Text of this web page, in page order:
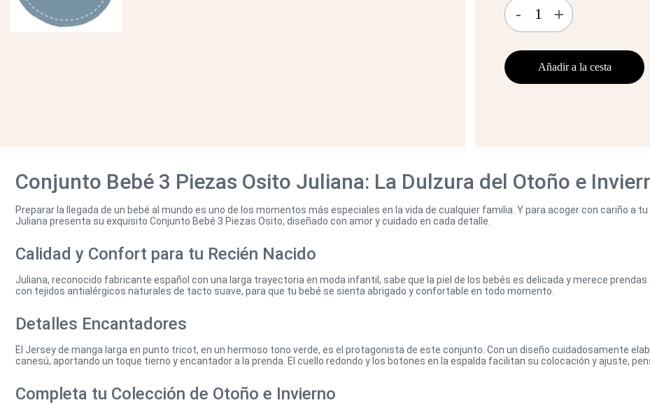
- +
Añadir a la cesta
Conjunto Bebé 3 Piezas Osito Juliana: La Dulzura del Otoño e
Preparar la llegada de un bebé al mundo es uno de los momentos más especiales en la vida de cualquier familia. Y para acoger con cariño a
Juliana presenta su exquisito Conjunto Bebé 3 Piezas Osito, diseñado con amor y cuidado en cada detalle.
Calidad y Confort para tu Recién Nacido
Juliana, reconocido fabricante español con una larga trayectoria en moda infantil, sabe que la piel de los bebés es delicada y merece
con tejidos antialérgicos naturales de tacto suave, para que tu bebé se sienta abrigado y confortable en todo momento.
Detalles Encantadores
El Jersey de manga larga en punto tricot, en un hermoso tono verde, es el protagonista de este conjunto. Con un diseño cuidadosamente
canesú, aportando un toque tierno y encantador a la prenda. El cuello redondo y los botones en la espalda facilitan su colocación y ajuste,
Completa tu Colección de Otoño e Invierno